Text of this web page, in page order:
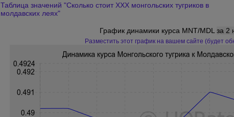
Таблица значений "Сколько стоит XXX монгольских тугриков в
молдавских леях"
График динамики курса MNT/MDL за 2
Разместить этот график на вашем сайте (будет